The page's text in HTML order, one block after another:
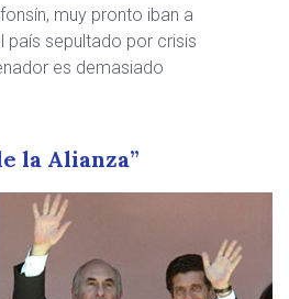
muy pronto iban a
país sepultado por crisis
es demasiado
la Alianza”